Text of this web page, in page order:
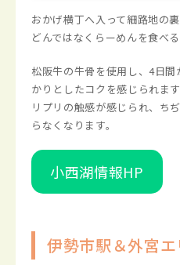
おかげ横丁へ入って細路地の
どんではなくらーめんを食べ
松阪牛の牛骨を使用し、4日
かりとしたコクを感じられま
リプリの触感が感じられ、ち
らなくなります。
小西湖情報HP
伊勢市駅＆外宮エ